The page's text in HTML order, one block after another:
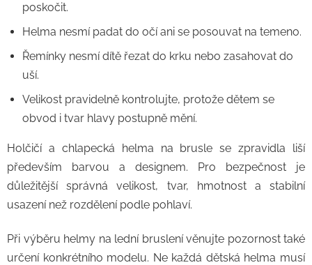
poskočit.
Helma nesmí padat do očí ani se posouvat na temeno.
Řemínky nesmí dítě řezat do krku nebo zasahovat do
uší.
Velikost pravidelně kontrolujte, protože dětem se
obvod i tvar hlavy postupně mění.
Holčičí a chlapecká helma na brusle se zpravidla liší
především barvou a designem. Pro bezpečnost je
důležitější správná velikost, tvar, hmotnost a stabilní
usazení než rozdělení podle pohlaví.
Při výběru helmy na lední bruslení věnujte pozornost také
určení konkrétního modelu. Ne každá dětská helma musí